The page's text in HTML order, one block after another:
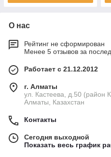
О нас
Рейтинг не сформирован
Менее 5 отзывов за
Работает с 21.12.2012
г. Алматы
ул. Кастеева, д.50 (район
Алматы, Казахстан
Контакты
Сегодня выходной
Показать весь график